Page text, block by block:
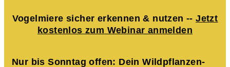
Vogelmiere sicher erkennen & nutzen --Jetzt
kostenlos zum Webinar anmelden
Nur bis Sonntag offen: Dein Wildpflanzen-